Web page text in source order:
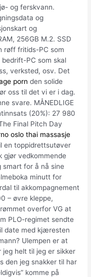
og ferskvann.
og
og
256GB M.2. SSD
røff fritids-PC som
PC som skal
verksted, osv. Det
porn den solide
oss til det vi er i dag.
svare. MÅNEDLIGE
(20%): 27 980
Final Pitch Day
oslo thai massasje
en toppidrettsutøver
gjør vedkommende
smart for å nå sine
minutt for
til akkompagnement
– øvre kleppe,
overfor VG at
PLO-regimet sendte
date med kjæresten
Ulempen er at
helt til jeg er sikker
den jeg snakker til har
komme på